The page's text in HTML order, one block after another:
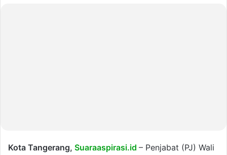
Kota Tangerang, Suaraaspirasi.id – Penjabat (PJ) Wali